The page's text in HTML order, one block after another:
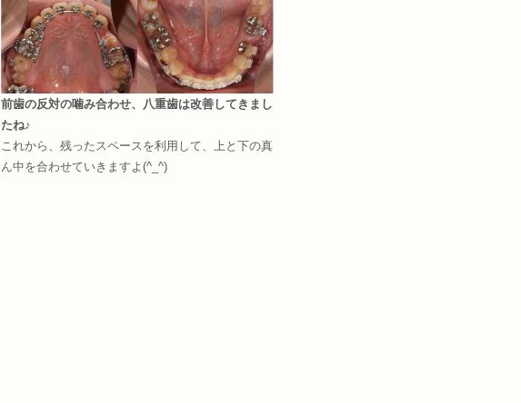
前歯の反対の噛み合わせ、八重歯は改善してきまし
たね♪
これから、残ったスペースを利用して、上と下の真
ん中を合わせていきますよ(^_^)